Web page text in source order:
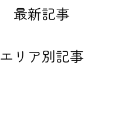
最新記事
エリア別記事